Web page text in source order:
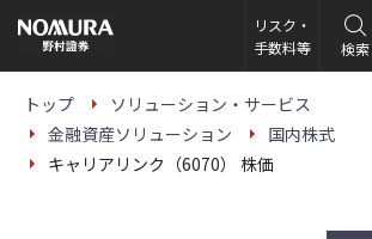
の
ー
リスク・
手数料等
検索
トップ
ソリューション・サービス
金融資産ソリューション
国内株式
キャリアリンク（6070） 株価